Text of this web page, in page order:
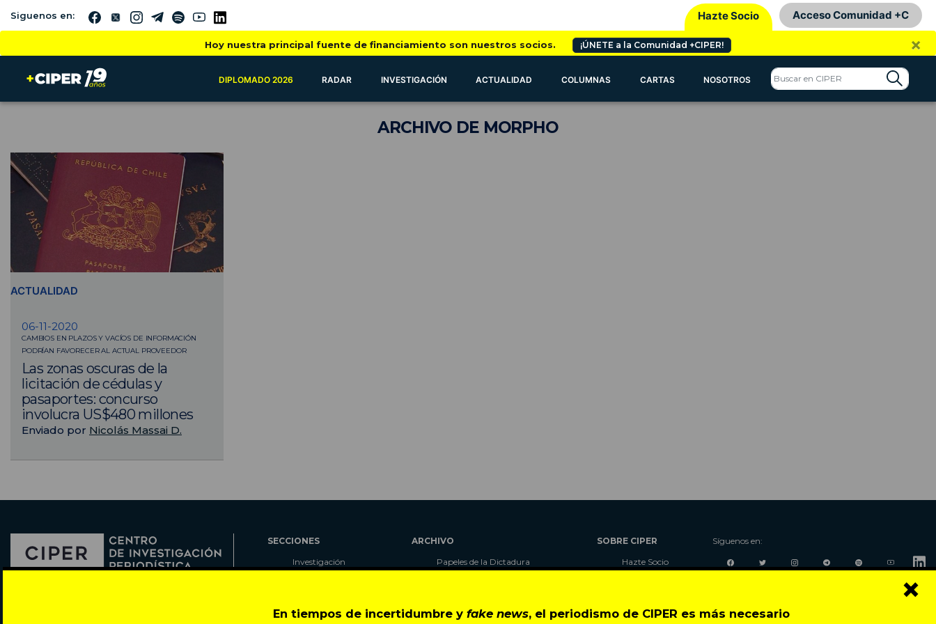
En tiempos de incertidumbre yfake news, el periodismo de CIPER es más necesario
×
Siguenos en: Hazte Socio Acceso Comunidad +C
Hoy nuestra principal fuente de financiamiento son nuestros socios. ¡ÚNETE a la Comunidad +CIPER! ×
DIPLOMADO 2026 RADAR INVESTIGACIÓN ACTUALIDAD COLUMNAS CARTAS NOSOTROS
ARCHIVO DE MORPHO
ACTUALIDAD
06-11-2020
CAMBIOS EN PLAZOS Y VACÍOS DE INFORMACIÓN
PODRÍAN FAVORECER AL ACTUAL PROVEEDOR
Las zonas oscuras de la
licitación de cédulas y
pasaportes: concurso
involucra US$480 millones
Enviado por Nicolás Massai D.
SECCIONES
Investigación
Cartas
ARCHIVO
Papeles de la Dictadura
SOBRE CIPER
Hazte Socio
Contacto
Síguenos en: